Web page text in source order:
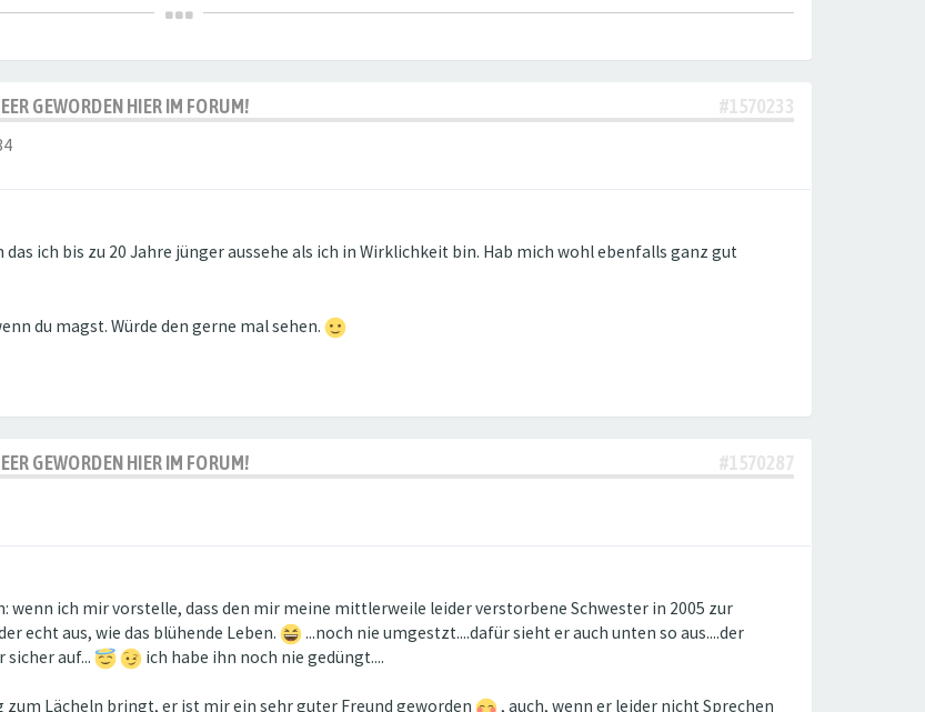
GEWORDEN HIER IM FORUM! #1570233
ich bis zu 20 Jahre jünger aussehe als ich in Wirklichkeit bin. Hab mich wohl ebenfalls ganz gut
du magst. Würde den gerne mal sehen.
GEWORDEN HIER IM FORUM! #1570287
wenn ich mir vorstelle, dass den mir meine mittlerweile leider verstorbene Schwester in 2005 zur
echt aus, wie das blühende Leben.
...noch nie umgestzt....dafür sieht er auch unten so aus....der
auf...
ich habe ihn noch nie gedüngt....
Lächeln bringt, er ist mir ein sehr guter Freund geworden , auch, wenn er leider nicht Sprechen